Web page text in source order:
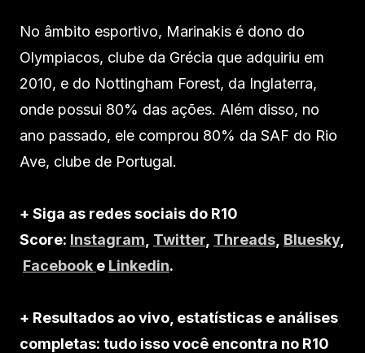
No âmbito esportivo, Marinakis é dono do
Olympiacos, clube da Grécia que adquiriu em
2010, e do Nottingham Forest, da Inglaterra,
onde possui 80% das ações. Além disso, no
ano passado, ele comprou 80% da SAF do Rio
Ave, clube de Portugal.
+ Siga as redes sociais do R10
Score: Instagram Twitter Threads Bluesky,
Facebook e Linkedin.
+ Resultados ao vivo, estatísticas e análises
completas: tudo isso você encontra no R10